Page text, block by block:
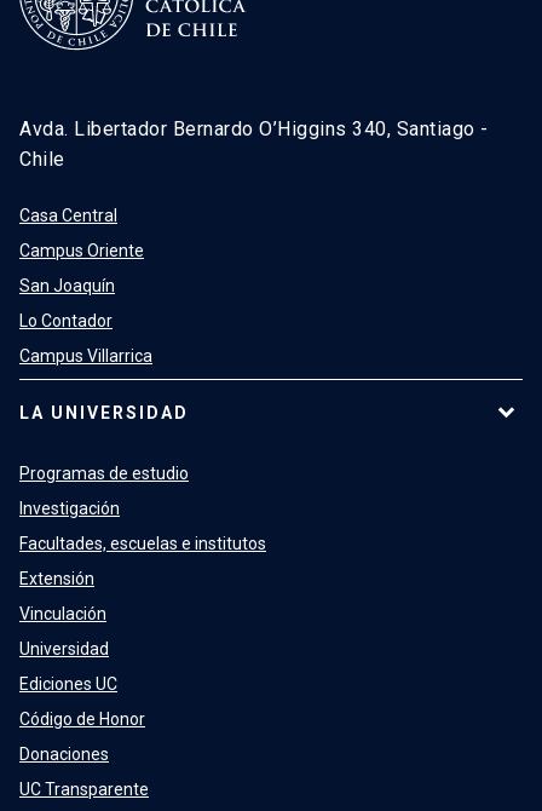
Avda. Libertador Bernardo O’Higgins 340, Santiago -
Chile
Casa Central
Campus Oriente
San Joaquín
Lo Contador
Campus Villarrica
LA UNIVERSIDAD
Programas de estudio
Investigación
Facultades, escuelas e institutos
Extensión
Vinculación
Universidad
Ediciones UC
Código de Honor
Donaciones
UC Transparente